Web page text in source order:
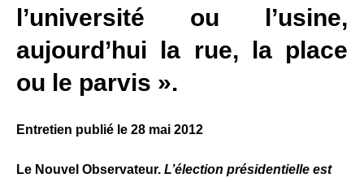
l’université ou l’usine,
aujourd’hui la rue, la place
ou le parvis ».
Entretien publié le 28 mai 2012
Le Nouvel Observateur. L’élection présidentielle est